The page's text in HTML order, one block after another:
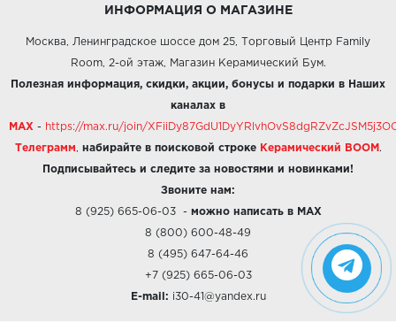
ИНФОРМАЦИЯ О МАГАЗИНЕ
Москва, Ленинградское шоссе дом 25, Торговый Центр Family
Room, 2-ой этаж, Магазин Керамический Бум.
Полезная информация, скидки, акции, бонусы и подарки в Наших
каналах в
MAX - https://max.ru/join/
Телеграмм набирайте в поисковой строке Керамический BOOM .
Подписывайтесь и следите за новостями и новинками!
Звоните нам:
8 (925) 665-06-03- можно написать в MAX
8 (800) 600-48-49
8 (495) 647-64-46
+7 (925) 665-06-03
E-mail: i30-41@yandex.ru